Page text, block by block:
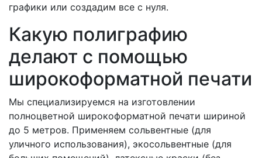
графики или создадим все с нуля.
Какую полиграфию
делают с помощью
широкоформатной печати
Мы специализируемся на изготовлении
полноцветной широкоформатной печати шириной
до 5 метров. Применяем сольвентные (для
уличного использования), экосольвентные (для